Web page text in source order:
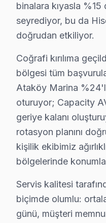
• Bakırköy
• Bakırköy'de Wi-Fi
• Bakırköy
• Bakırköy'de
Hisense LED TV'nizin
Bakırköy'da
Televizyon
Bakım işlemlerimiz:
• Bakırköy'de iç
• LED şerit ve
• Bakırköy'de anakart
• Yazılım ve
• Bakırköy'de garanti
binalara kıyasla
seyrediyor, bu da
doğrudan etkiliyor.
Coğrafi kırılıma
bölgesi tüm
Ataköy Marina
oturuyor; Capacity
geriye kalanı
rotasyon planını
kişilik ekibimiz
bölgelerinde
Servis kalitesi
biçimde olumlu:
günü, müşteri